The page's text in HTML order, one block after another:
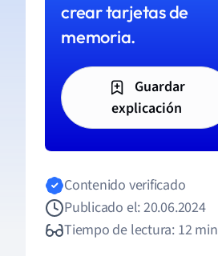
crear tarjetas de
memoria.
Guardar
explicación
Contenido verificado
Publicado el: 20.06.2024
Tiempo de lectura: 12 min